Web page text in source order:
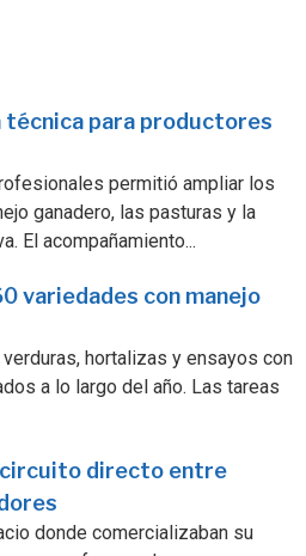
técnica para productores
permitió ampliar los
ganadero, las pasturas y la
El acompañamiento...
variedades con manejo
hortalizas y ensayos con
a lo largo del año. Las tareas
circuito directo entre
donde comercializaban su